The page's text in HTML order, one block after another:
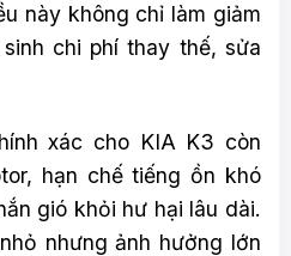
này không chỉ làm giảm
chi phí thay thế, sửa
xác cho KIA K3 còn
hạn chế tiếng ồn khó
gió khỏi hư hại lâu dài.
nhưng ảnh hưởng lớn